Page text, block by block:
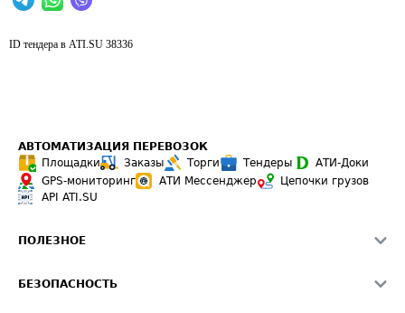
ID тендера в ATI.SU 38336
АВТОМАТИЗАЦИЯ ПЕРЕВОЗОК
Площадки
Заказы Торги Тендеры
АТИ-Доки
GPS-мониторинг
АТИ Мессенджер
Цепочки грузов
API ATI.SU
ПОЛЕЗНОЕ
БЕЗОПАСНОСТЬ